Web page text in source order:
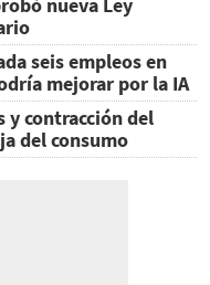
nueva Ley
seis empleos en
mejorar por la IA
y contracción del
del consumo